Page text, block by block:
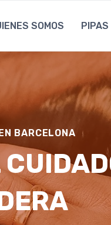
SOMOS PIPAS
BARCELONA